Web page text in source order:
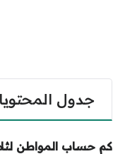
جدول
كم حساب المواطن